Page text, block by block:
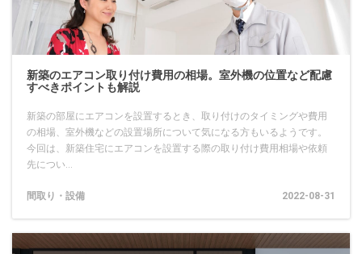
新築のエアコン取り付け費用の相場。室外機の位置など配慮
すべきポイントも解説
新築の部屋にエアコンを設置するとき、取り付けのタイミングや費用
の相場、室外機などの設置場所について気になる方もいるようです。
今回は、新築住宅にエアコンを設置する際の取り付け費用相場や依頼
先につい...
間取り・設備 2022-08-31